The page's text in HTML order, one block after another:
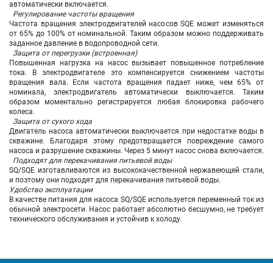
автоматически включается.
Регулирование частоты вращения
Частота вращения электродвигателей насосов SQE может изменяться
от 65% до 100% от номинальной. Таким образом можно поддерживать
заданное давление в водопроводной сети.
Защита от перегрузки (встроенная)
Повышенная нагрузка на насос вызывает повышенное потребление
тока. В электродвигателе это компенсируется снижением частоты
вращения вала. Если частота вращения падает ниже, чем 65% от
номинала, электродвигатель автоматически выключается. Таким
образом моментально регистрируется любая блокировка рабочего
колеса.
Защита от сухого хода
Двигатель насоса автоматически выключается при недостатке воды в
скважине. Благодаря этому предотвращается повреждение самого
насоса и разрушение скважины. Через 5 минут насос снова включается.
Подходят для перекачивания питьевой воды
SQ/SQE изготавливаются из высококачественной нержавеющей стали,
и поэтому они подходят для перекачивания питьевой воды.
Удобство эксплуатации
В качестве питания для насоса SQ/SQE используется переменный ток из
обычной электросети. Насос работает абсолютно бесшумно, не требует
технического обслуживания и устойчив к холоду.